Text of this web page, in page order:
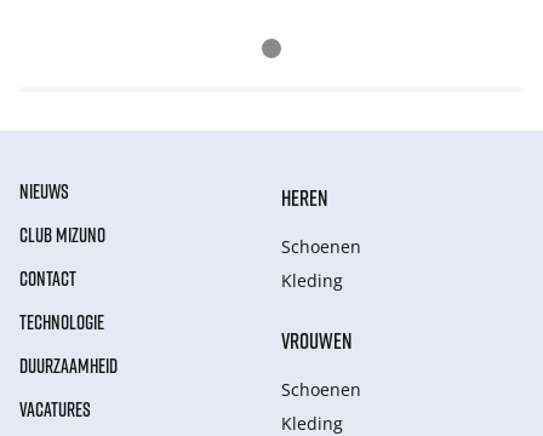
NIEUWS
CLUB MIZUNO
CONTACT
TECHNOLOGIE
DUURZAAMHEID
VACATURES
HEREN
Schoenen
Kleding
VROUWEN
Schoenen
Kleding